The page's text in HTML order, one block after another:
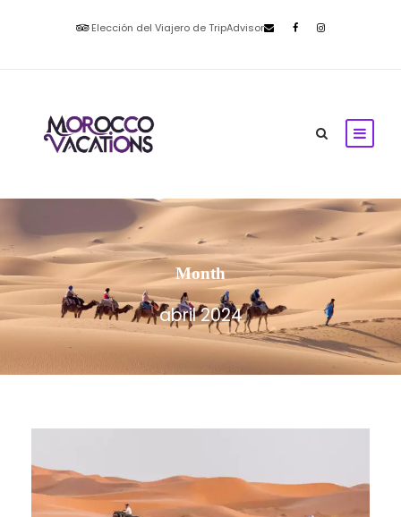
Elección del Viajero de TripAdvisor
Month
abril 2024